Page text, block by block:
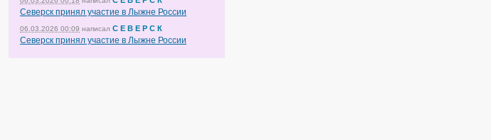
Северск принял участие в Лыжне России
06.03.2026 00:09 написал С Е В Е Р С К
Северск принял участие в Лыжне России